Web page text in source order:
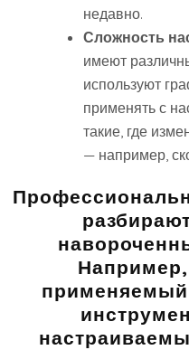
недавно.
Сложность
имеют
используют
применять с
такие, где
— например,